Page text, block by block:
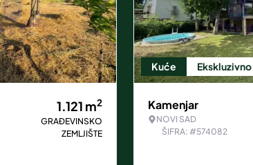
1.121 m2
GRAĐEVINSKO
ZEMLJIŠTE
Kuće Ekskluzivno
Kamenjar
NOVI SAD
ŠIFRA: #574082